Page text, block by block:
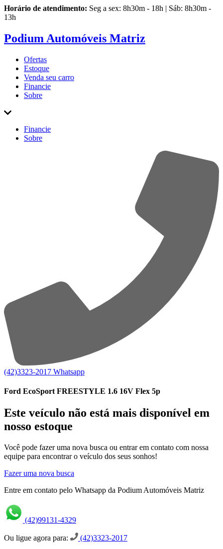
Horário de atendimento: Seg a sex: 8h30m - 18h | Sáb: 8h30m -
13h
Podium Automóveis Matriz
Ofertas
Estoque
Venda seu carro
Financie
Sobre
Financie
Sobre
(42)3323-2017 Whatsapp
Ford EcoSport FREESTYLE 1.6 16V Flex 5p
Este veículo não está mais disponível em
nosso estoque
Você pode fazer uma nova busca ou entrar em contato com nossa
equipe para encontrar o veículo dos seus sonhos!
Fazer uma nova busca
Entre em contato pelo Whatsapp da Podium Automóveis Matriz
(42)99131-4329
Ou ligue agora para: (42)3323-2017